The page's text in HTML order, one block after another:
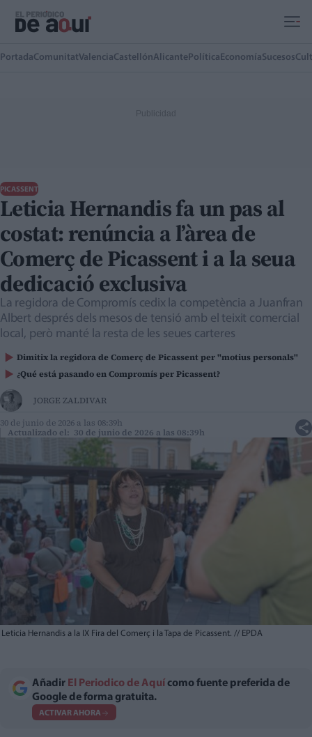
PortadaComunitatValenciaCastellónAlicante Política EconomíaSucesos
PICASSENT
Leticia Hernandis fa un pas al
costat: renúncia a l’àrea de
Comerç de Picassent i a la seua
dedicació exclusiva
La regidora de Compromís cedix la competència a Juanfran
Albert després dels mesos de tensió amb el teixit comercial
local, però manté la resta de les seues carteres
Dimitix la regidora de Comerç de Picassent per "motius personals"
¿Qué está pasando en Compromís per Picassent?
JORGE ZALDIVAR
30 de junio de 2026 a las 08:39h
Actualizado el: 30 de junio de 2026 a las 08:39h
Leticia Hernandis a la IX Fira del Comerç i la Tapa de Picassent. // EPDA
Añadir El Periodico de Aquí como fuente preferida de
Google de forma gratuita.
ACTIVAR AHORA